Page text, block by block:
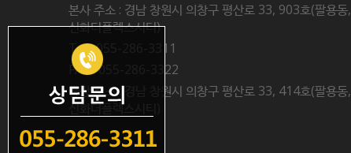
본사 주소 : 경남 창원시 의창구 평산로 33, 903호(팔용동,
신화더플렉스시티)
Tel : 055-286-3311
FAX : 055-286-3322
공장 주소 : 경남 창원시 의창구 평산로 33, 414호(팔용동,
신화더플렉스시티)